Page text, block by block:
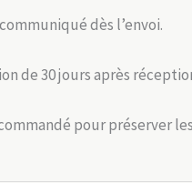
dès l’envoi.
de 30 jours après
pour préserver